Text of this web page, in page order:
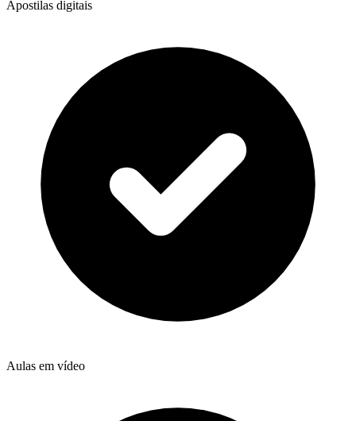
Apostilas digitais
Aulas em vídeo